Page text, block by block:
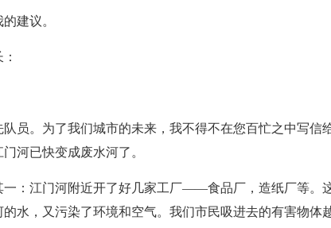
建议。
员。为了我们城市的未来，我不得不在您百忙之中写信
河已快变成废水河了。
一：江门河附近开了好几家工厂——食品厂，造纸厂等。
水，又污染了环境和空气。我们市民吸进去的有害物体